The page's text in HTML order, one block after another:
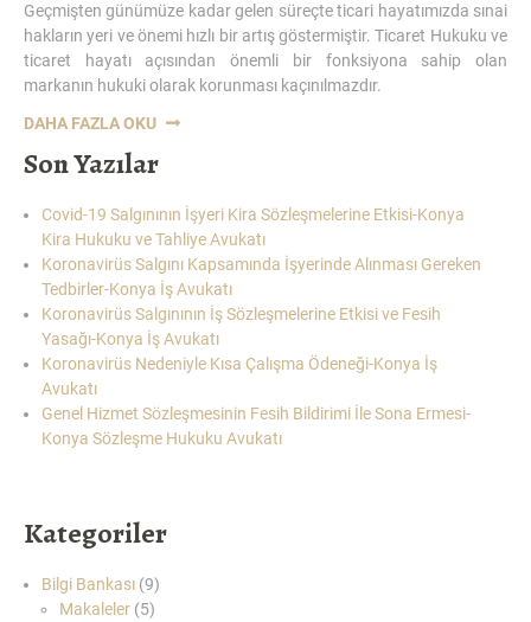
Geçmişten günümüze kadar gelen süreçte ticari hayatımızda sınai
hakların yeri ve önemi hızlı bir artış göstermiştir. Ticaret Hukuku ve
ticaret hayatı açısından önemli bir fonksiyona sahip olan
markanın hukuki olarak korunması kaçınılmazdır.
DAHA FAZLA OKU“MARKA
TALEBI
MARKANIN
İPTAL
HALLERI-
KONYA
MARKA
PATENT
AVUKATI”
Son Yazılar
Covid-19 Salgınının İşyeri Kira Sözleşmelerine Etkisi-Konya
Kira Hukuku ve Tahliye Avukatı
Koronavirüs Salgını Kapsamında İşyerinde Alınması Gereken
Tedbirler-Konya İş Avukatı
Koronavirüs Salgınının İş Sözleşmelerine Etkisi ve Fesih
Yasağı-Konya İş Avukatı
Koronavirüs Nedeniyle Kısa Çalışma Ödeneği-Konya İş
Avukatı
Genel Hizmet Sözleşmesinin Fesih Bildirimi İle Sona Ermesi-
Konya Sözleşme Hukuku Avukatı
Kategoriler
Bilgi Bankası (9)
Makaleler (5)